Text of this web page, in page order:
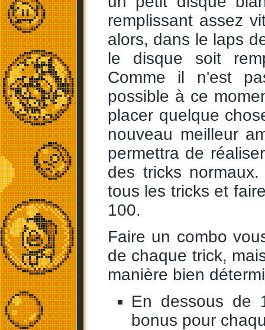
remplissant assez
alors, dans le laps
le disque soit
Comme il n'est
possible à ce
placer quelque
nouveau meilleur
permettra de
des tricks
tous les tricks et
100.
Faire un combo
de chaque trick,
manière bien
En dessous de
bonus pour